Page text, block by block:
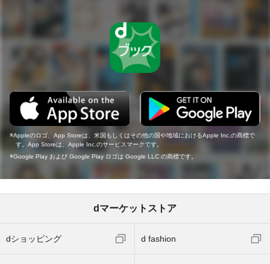
Appleのロゴ、App Storeは、米国もしくはその他の国や地域におけるApple Inc.の商標で
す。App Storeは、Apple Inc.のサービスマークです。
Google Play および Google Play ロゴは Google LLC の商標です。
dマーケットストア
dショッピング d fashion